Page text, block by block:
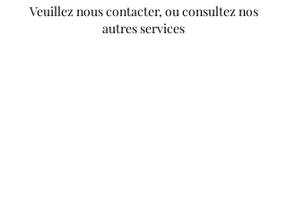
Veuillez nous contacter, ou consultez nos
autres services